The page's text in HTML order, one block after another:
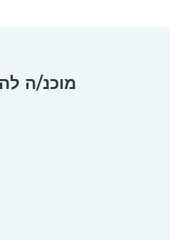
מוכנ/ה